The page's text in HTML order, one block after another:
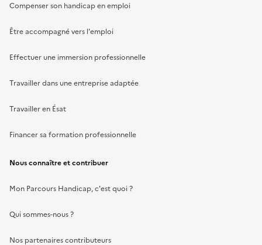
Compenser son handicap en emploi
Être accompagné vers l'emploi
Effectuer une immersion professionnelle
Travailler dans une entreprise adaptée
Travailler en Ésat
Financer sa formation professionnelle
Nous connaître et contribuer
Mon Parcours Handicap, c'est quoi ?
Qui sommes-nous ?
Nos partenaires contributeurs